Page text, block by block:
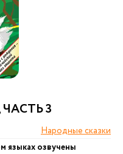
3
Народные сказки
языках озвучены